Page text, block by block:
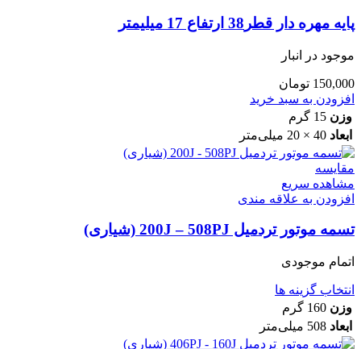
پایه مهره دار قطر38 ارتفاع 17 میلیمتر
موجود در انبار
150,000 تومان
افزودن به سبد خرید
وزن 15 گرم
ابعاد 40 × 20 میلی‌متر
مقایسه
مشاهده سریع
افزودن به علاقه مندی
تسمه موتور تردمیل 200J – 508PJ (شیاری)
اتمام موجودی
انتخاب گزینه ها
وزن 160 گرم
ابعاد 508 میلی‌متر